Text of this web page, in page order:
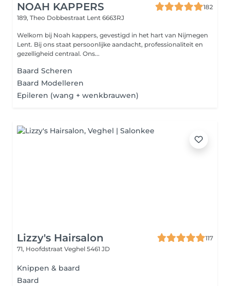
NOAH KAPPERS
182
189, Theo Dobbestraat Lent 6663RJ
Welkom bij Noah kappers, gevestigd in het hart van Nijmegen
Lent. Bij ons staat persoonlijke aandacht, professionaliteit en
gezelligheid centraal. Ons...
Baard Scheren
Baard Modelleren
Epileren (wang + wenkbrauwen)
Lizzy's Hairsalon
117
71, Hoofdstraat Veghel 5461 JD
Knippen & baard
Baard